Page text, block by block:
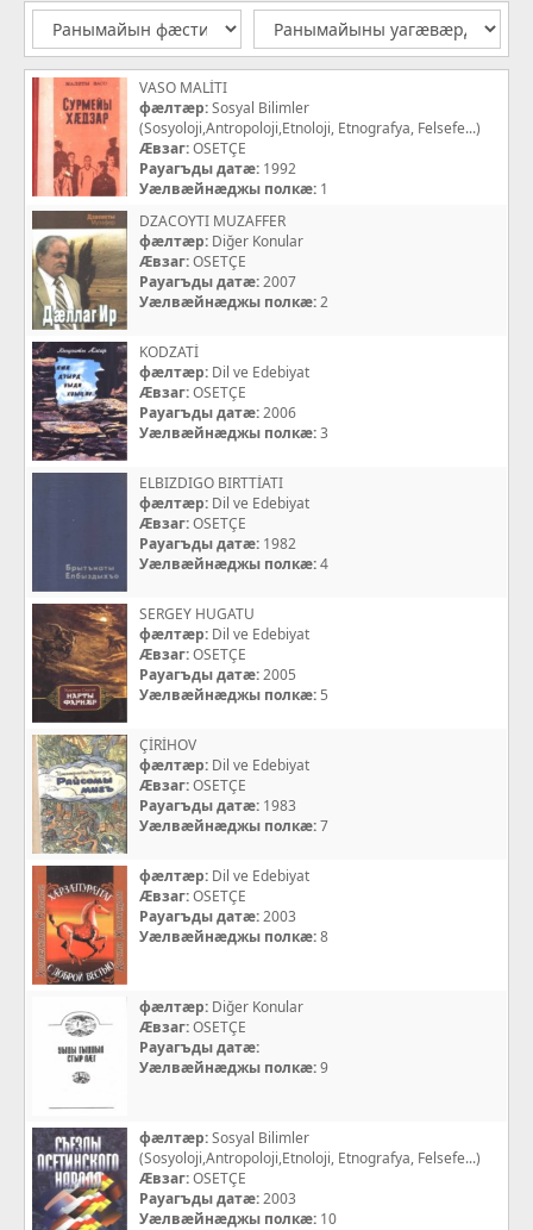
VASO MALİTI
фæлтæр:Sosyal Bilimler
(Sosyoloji,Antropoloji,Etnoloji, Etnografya, Felsefe...)
Æвзаг:OSETÇE
Рауагъды датæ: 1992
Уæлвæйнæджы полкæ: 1
DZACOYTI MUZAFFER
фæлтæр: Diğer Konular
Æвзаг:OSETÇE
Рауагъды датæ:2007
Уæлвæйнæджы полкæ:2
KODZATİ
фæлтæр: Dil ve Edebiyat
Æвзаг:OSETÇE
Рауагъды датæ:2006
Уæлвæйнæджы полкæ:3
ELBIZDIGO BIRTTİATI
фæлтæр: Dil ve Edebiyat
Æвзаг:OSETÇE
Рауагъды датæ: 1982
Уæлвæйнæджы полкæ:4
SERGEY HUGATU
фæлтæр: Dil ve Edebiyat
Æвзаг:OSETÇE
Рауагъды датæ:2005
Уæлвæйнæджы полкæ: 5
ÇİRİHOV
фæлтæр: Dil ve Edebiyat
Æвзаг:OSETÇE
Рауагъды датæ: 1983
Уæлвæйнæджы полкæ:7
фæлтæр: Dil ve Edebiyat
Æвзаг:OSETÇE
Рауагъды датæ:2003
Уæлвæйнæджы полкæ:8
фæлтæр: Diğer Konular
Æвзаг:OSETÇE
Рауагъды датæ:
Уæлвæйнæджы полкæ:9
фæлтæр:Sosyal Bilimler
(Sosyoloji,Antropoloji,Etnoloji, Etnografya, Felsefe...)
Æвзаг:OSETÇE
Рауагъды датæ:2003
Уæлвæйнæджы полкæ: 10